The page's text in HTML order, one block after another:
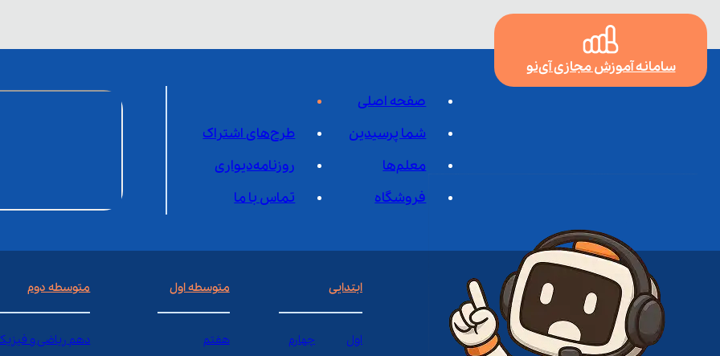
سامانه آموزش مجازی آی‌نو
صفحه اصلی
شما پرسیدین
طرح‌های اشتراک
معلم‌ها
روزنامه‌دیواری
فروشگاه
تماس با ما
ابتدایی
اول چهارم
متوسطه اول
هفتم
متوسطه دوم
دهم ریاضی و